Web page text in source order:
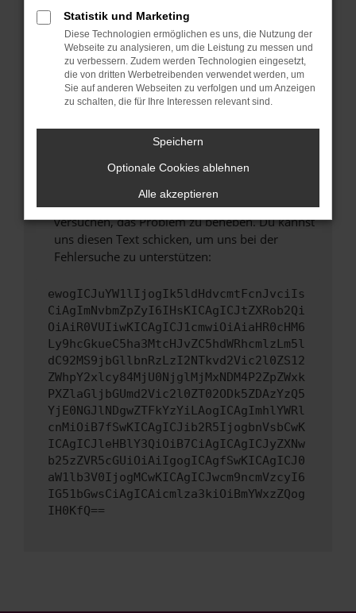
Probleme zu beheben.
Stelle sicher, dass dein Browser und dein
Betriebssystem auf dem neuesten Stand
sind.
Veraltete Software birgt nicht nur ein
Sicherheitsrisiko, sondern kann auch dazu
führen, dass bestimmte Funktionen nicht mehr
unterstützt werden.
Wende dich an den Webseitenbetreiber.
Wenn du alle oben genannten Schritte versucht
hast, kontaktiere uns bitte. Wir werden
versuchen, das Problem zu beheben. Du kannst
uns diesen Text schicken, um uns bei der
Fehlersuche zu unterstützen:
ewogICJuYW1lIjogIk5ldHdvcmtFcnJvciIs
CiAgImNvbmZpZyI6IHsKICAgICJtZXRob2Qi
OiAiR0VUIiwKICAgICJ1cmwiOiAiaHR0cHM6
Ly9hcGkueC5ha3MtcHJvZC5hdWRhcmlzLm5l
dC92MS9jbGllbnRzLzI2NTkvd2Vic2l0ZS12
ZWhpY2xlcy84MjU0NjglMjMxNDM4P2ZpZWxk
PXZlaGljbGUmd2Vic2l0ZT02ODk5ZDAzYzQ5
YjE0NGJlNDgwZTFkYzYiLAogICAgImhlYWRl
cnMiOiB7fSwKICAgICJib2R5IjogbnVsbCwK
ICAgICJleHBlY3QiOiB7CiAgICAgICJyZXNw
b25zZVR5cGUiOiAiIgogICAgfSwKICAgICJ0
aW1lb3V0IjogMCwKICAgICJwcm9ncmVzcyI6
IG51bGwsCiAgICAicmlza3kiOiBmYWxzZQog
IH0KfQ==
Statistik und Marketing
Diese Technologien ermöglichen es uns, die Nutzung der
Webseite zu analysieren, um die Leistung zu messen und
zu verbessern. Zudem werden Technologien eingesetzt,
die von dritten Werbetreibenden verwendet werden, um
Sie auf anderen Webseiten zu verfolgen und um Anzeigen
zu schalten, die für Ihre Interessen relevant sind.
Speichern
Optionale Cookies ablehnen
Alle akzeptieren